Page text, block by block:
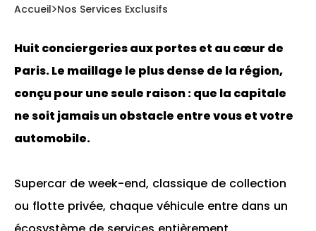
Accueil Nos Services Exclusifs
Huit conciergeries aux portes et au cœur de
Paris. Le maillage le plus dense de la région,
conçu pour une seule raison : que la capitale
ne soit jamais un obstacle entre vous et votre
automobile.
Supercar de week-end, classique de collection
ou flotte privée, chaque véhicule entre dans un